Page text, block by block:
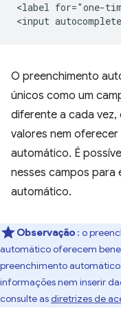
<label for="one-
O preenchimento
únicos como um
diferente a cada vez,
valores nem
automático. É
nesses campos para
automático.
Observação : o
automático oferecem
preenchimento
informações nem inserir
consulte asdiretrizes de